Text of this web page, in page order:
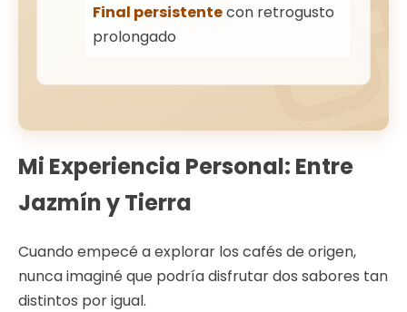
Final persistentecon retrogusto
prolongado
Mi Experiencia Personal: Entre
Jazmín y Tierra
Cuando empecé a explorar los cafés de origen,
nunca imaginé que podría disfrutar dos sabores tan
distintos por igual.